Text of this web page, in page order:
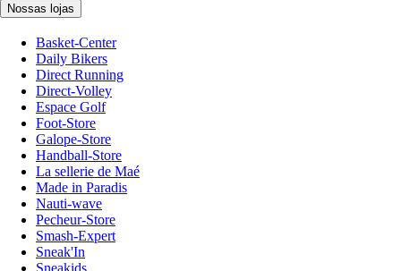
Nossas lojas
Basket-Center
Daily Bikers
Direct Running
Direct-Volley
Espace Golf
Foot-Store
Galope-Store
Handball-Store
La sellerie de Maé
Made in Paradis
Nauti-wave
Pecheur-Store
Smash-Expert
Sneak'In
Sneakids